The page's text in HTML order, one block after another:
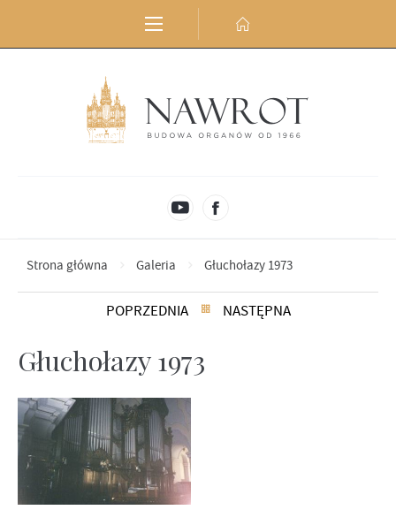
Przejdź do ustawień wielkości czcionki.
Strona główna Galeria Głuchołazy 1973
POPRZEDNIA NASTĘPNA
Głuchołazy 1973